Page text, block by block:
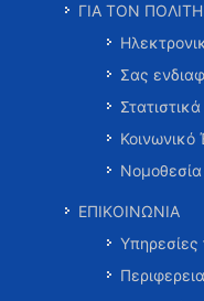
ΓΙΑ ΤΟΝ ΠΟΛΙΤΗ
Σας
Στατιστικά
Κοινωνικό
Νομοθεσία
ΕΠΙΚΟΙΝΩΝΙΑ